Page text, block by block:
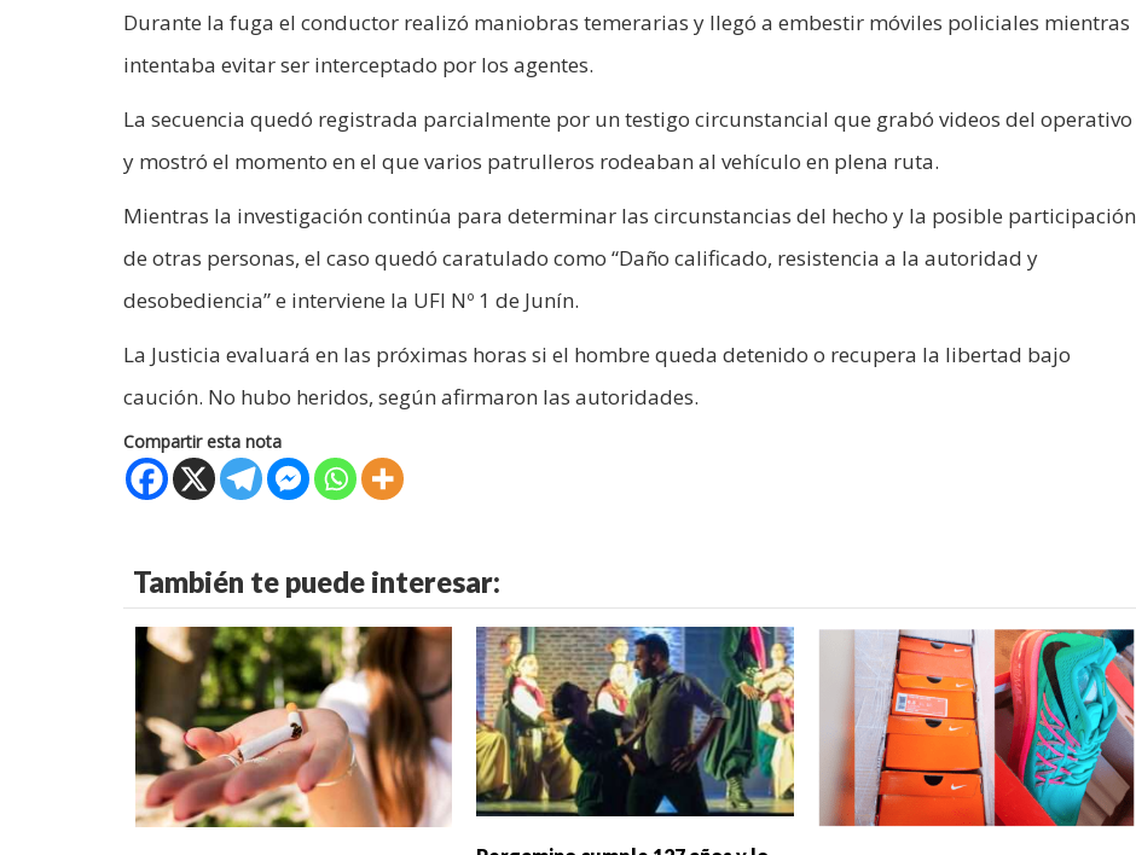
Durante la fuga el conductor realizó maniobras temerarias y llegó a embestir móviles policiales mientras
intentaba evitar ser interceptado por los agentes.
La secuencia quedó registrada parcialmente por un testigo circunstancial que grabó videos del operativo
y mostró el momento en el que varios patrulleros rodeaban al vehículo en plena ruta.
Mientras la investigación continúa para determinar las circunstancias del hecho y la posible participación
de otras personas, el caso quedó caratulado como “Daño calificado, resistencia a la autoridad y
desobediencia” e interviene la UFI Nº 1 de Junín.
La Justicia evaluará en las próximas horas si el hombre queda detenido o recupera la libertad bajo
caución. No hubo heridos, según afirmaron las autoridades.
Compartir esta nota
También te puede interesar: